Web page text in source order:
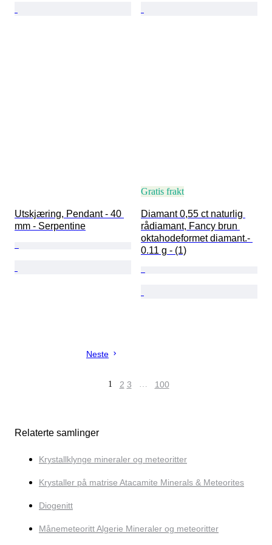
Utskjæring, Pendant - 40
mm - Serpentine
Gratis frakt
Diamant 0,55 ct naturlig
rådiamant, Fancy brun
oktahodeformet diamant.-
0.11 g - (1)
Neste
1 2 3 … 100
Relaterte samlinger
Krystallklynge mineraler og meteoritter
Krystaller på matrise Atacamite Minerals & Meteorites
Diogenitt
Månemeteoritt Algerie Mineraler og meteoritter